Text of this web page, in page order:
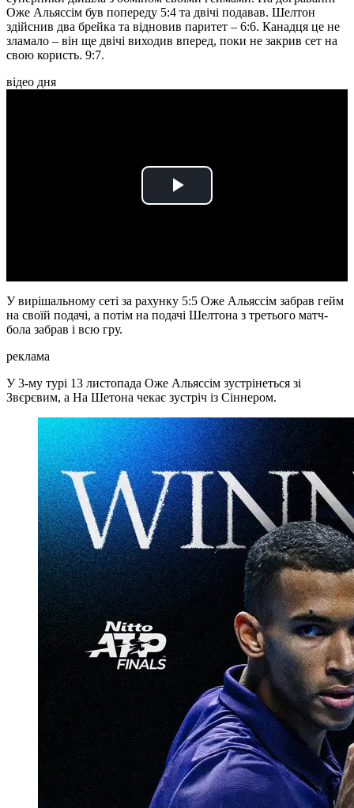
Оже Альяссім був попереду 5:4 та двічі подавав. Шелтон
здійснив два брейка та відновив паритет – 6:6. Канадця це не
зламало – він ще двічі виходив вперед, поки не закрив сет на
свою користь. 9:7.
відео дня
Play
У вирішальному сеті за рахунку 5:5 Оже Альяссім забрав гейм
на своїй подачі, а потім на подачі Шелтона з третього матч-
бола забрав і всю гру.
реклама
У 3-му турі 13 листопада Оже Альяссім зустрінеться зі
Звєрєвим, а На Шетона чекає зустріч із Сіннером.